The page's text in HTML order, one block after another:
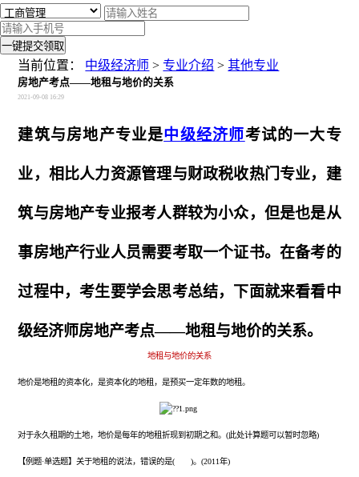
一键提交领取
当前位置： 中级经济师 >专业介绍 >其他专业
房地产考点——地租与地价的关系
2021-09-08 16:29
建筑与房地产专业是中级经济师考试的一大专
业，相比人力资源管理与财政税收热门专业， 建
筑与房地产专业报考人群较为小众，但是也是从
事房地产行业人员需要考取一个证书。在备考的
过程中，考生要学会思考总结，下面就来看看中
级经济师房地产考点——地租与地价的关系。
地租与地价的关系
地价是地租的资本化，是资本化的地租，是预买一定年数的地租。
对于永久租期的土地，地价是每年的地租折现到初期之和。(此处计算题可以暂时忽略)
【例题·单选题】关于地租的说法，错误的是( )。(2011年)